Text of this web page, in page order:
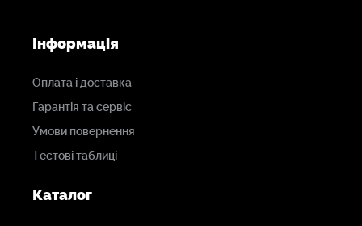
Інформація
Оплата і доставка
Гарантія та сервіс
Умови повернення
Тестові таблиці
Каталог